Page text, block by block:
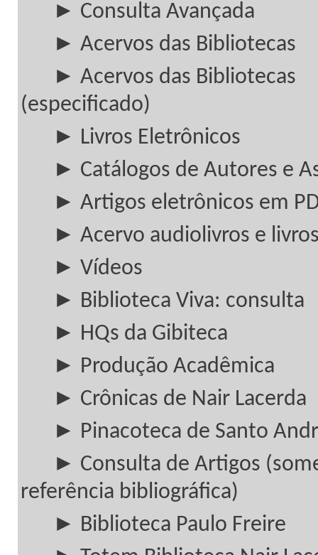
► Consulta Avançada
► Acervos das Bibliotecas
► Acervos das Bibliotecas
(especificado)
► Livros Eletrônicos
► Catálogos de Autores e
► Artigos eletrônicos em
► Acervo audiolivros e
► Vídeos
► Biblioteca Viva: consulta
► HQs da Gibiteca
► Produção Acadêmica
► Crônicas de Nair Lacerda
► Pinacoteca de Santo
► Consulta de Artigos
referência bibliográfica)
► Biblioteca Paulo Freire